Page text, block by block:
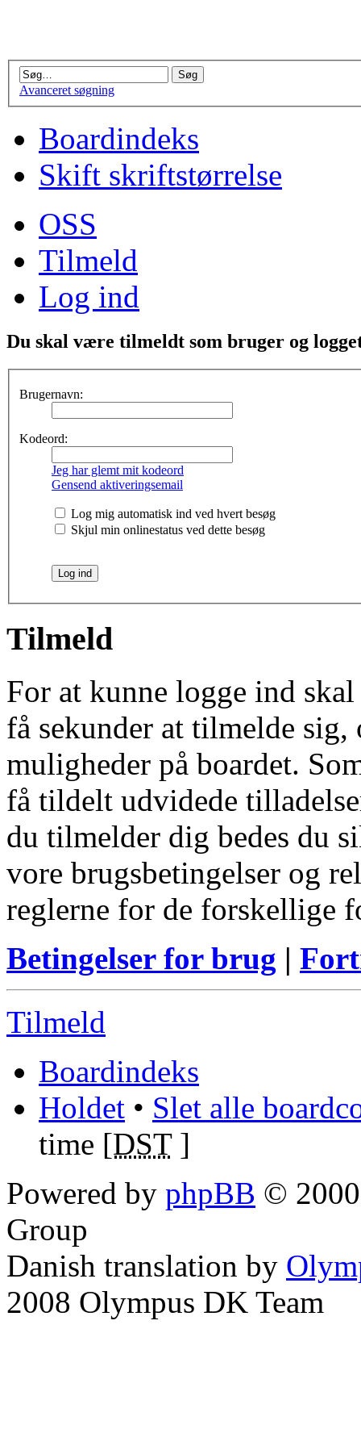
Avanceret søgning
Boardindeks
Skift skriftstørrelse
OSS
Tilmeld
Log ind
Du skal være tilmeldt som bruger og
Brugernavn:
Kodeord:
Jeg har glemt mit kodeord
Gensend aktiveringsemail
Log mig automatisk ind ved hvert besøg
Skjul min onlinestatus ved dette besøg
Tilmeld
For at kunne logge ind
få sekunder at tilmelde
muligheder på boardet.
få tildelt udvidede
du tilmelder dig bedes du
vore brugsbetingelser og
reglerne for de forskellige
Betingelser for brug |
Tilmeld
Boardindeks
Holdet • Slet alle
time [DST]
Powered by phpBB ©
Group
Danish translation by
2008 Olympus DK Team